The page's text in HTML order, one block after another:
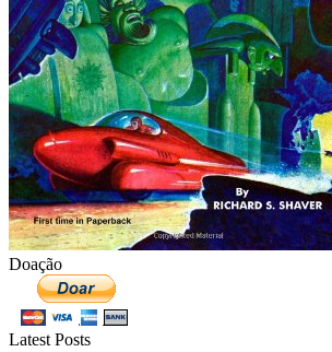
Doação
Latest Posts